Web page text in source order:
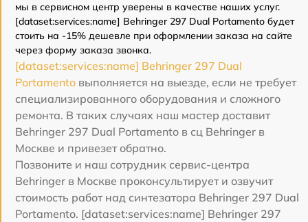
мы в сервисном центр уверены в качестве наших услуг.
[dataset:services:name] Behringer 297 Dual Portamento будет
стоить на -15% дешевле при оформлении заказа на сайте
через форму заказа звонка.
[dataset:services:name] Behringer 297 Dual
Portamento выполняется на выезде, если не требует
специализированного оборудования и сложного
ремонта. В таких случаях наш мастер доставит
Behringer 297 Dual Portamento в сц Behringer в
Москве и привезет обратно.
Позвоните и наш сотрудник сервис-центра
Behringer в Москве проконсультирует и озвучит
стоимость работ над синтезатора Behringer 297 Dual
Portamento. [dataset:services:name] Behringer 297